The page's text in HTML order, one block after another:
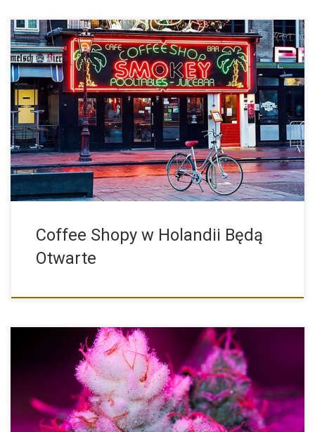
Marihuana będzie do kupienia, coffee shopy w Holandii będą w
[…]
Coffee Shopy w Holandii Będą
Otwarte
White Widow to jedna z najbardziej znanych i popularnych
odmian […]